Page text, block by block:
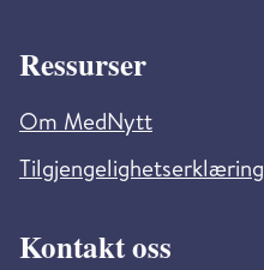
Ressurser
Om MedNytt
Tilgjengelighetserklæring
Kontakt oss